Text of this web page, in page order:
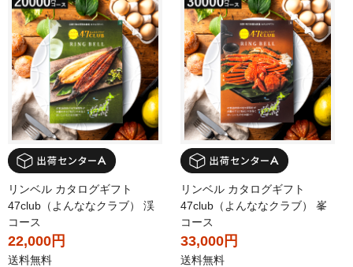
リンベル カタログギフト
47club（よんななクラブ） 渓
コース
22,000円
送料無料
リンベル カタログギフト
47club（よんななクラブ） 峯
コース
33,000円
送料無料